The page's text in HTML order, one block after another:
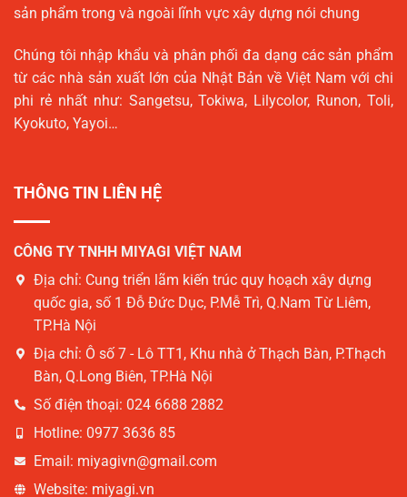
sản phẩm trong và ngoài lĩnh vực xây dựng nói chung
Chúng tôi nhập khẩu và phân phối đa dạng các sản phẩm
từ các nhà sản xuất lớn của Nhật Bản về Việt Nam với chi
phi rẻ nhất như: Sangetsu, Tokiwa, Lilycolor, Runon, Toli,
Kyokuto, Yayoi…
THÔNG TIN LIÊN HỆ
CÔNG TY TNHH MIYAGI VIỆT NAM
Địa chỉ: Cung triển lãm kiến trúc quy hoạch xây dựng
quốc gia, số 1 Đỗ Đức Dục, P.Mễ Trì, Q.Nam Từ Liêm,
TP.Hà Nội
Địa chỉ: Ô số 7 - Lô TT1, Khu nhà ở Thạch Bàn, P.Thạch
Bàn, Q.Long Biên, TP.Hà Nội
Số điện thoại: 024 6688 2882
Hotline: 0977 3636 85
Email: miyagivn@gmail.com
Website: miyagi.vn